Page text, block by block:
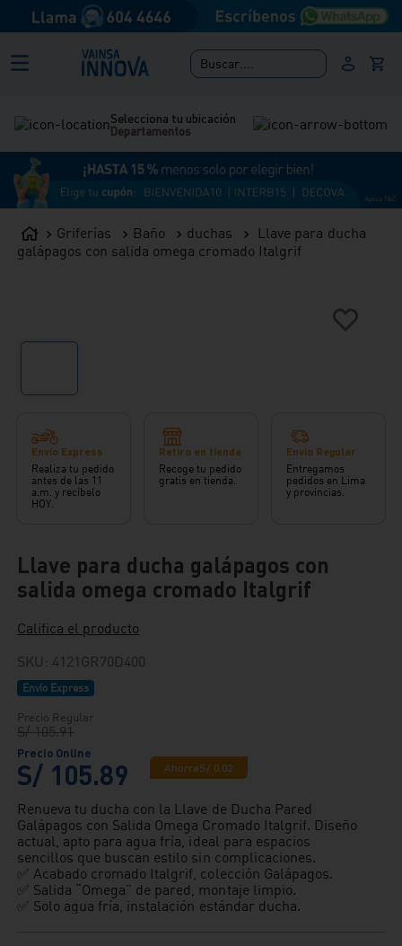
Buscar....
Selecciona tu ubicación
Departamentos
Griferías Baño duchas
Llave para ducha
galápagos con salida omega cromado Italgrif
Envío Express
Realiza tu pedido
antes de las 11
a.m. y recíbelo
HOY.
Retiro en tienda
Recoge tu pedido
gratis en tienda.
Envío Regular
Entregamos
pedidos en Lima
y provincias.
Llave para ducha galápagos con
salida omega cromado Italgrif
Califica el producto
SKU : 4121GR70D400
Envío Express
S/ 105.91
S/ 105.89 AhorraS/ 0.02
Renueva tu ducha con la Llave de Ducha Pared
Galápagos con Salida Omega Cromado Italgrif. Diseño
actual, apto para agua fría, ideal para espacios
sencillos que buscan estilo sin complicaciones.
✅ Acabado cromado Italgrif, colección Galápagos.
✅ Salida “Omega” de pared, montaje limpio.
✅ Solo agua fría, instalación estándar ducha.